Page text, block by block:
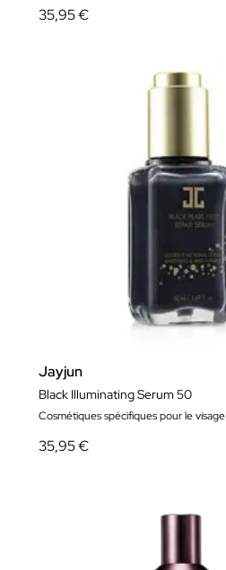
35,95 €
Jayjun
Black Illuminating Serum 50
Cosmétiques spécifiques pour le visage
35,95 €